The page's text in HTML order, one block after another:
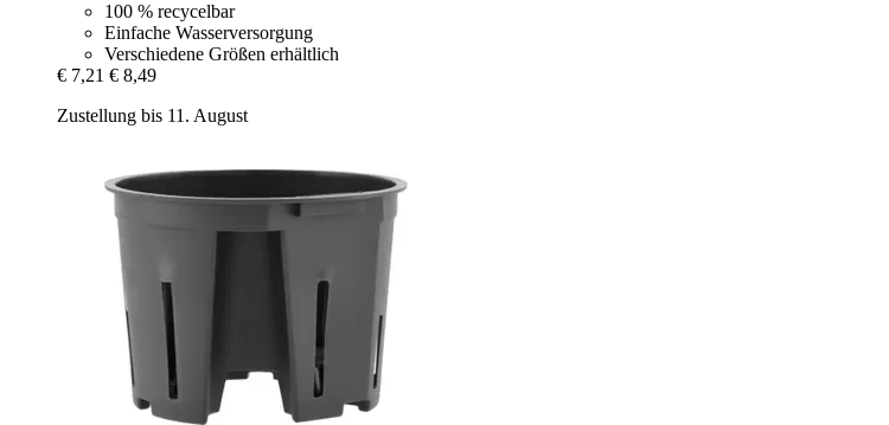
100 % recycelbar
Einfache Wasserversorgung
Verschiedene Größen erhältlich
€ 7,21 € 8,49
Zustellung bis 11. August